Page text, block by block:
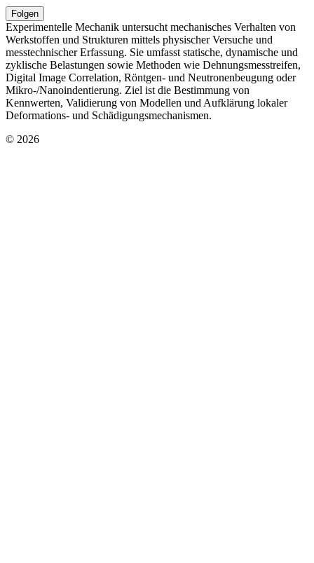
Folgen
Experimentelle Mechanik untersucht mechanisches Verhalten von
Werkstoffen und Strukturen mittels physischer Versuche und
messtechnischer Erfassung. Sie umfasst statische, dynamische und
zyklische Belastungen sowie Methoden wie Dehnungsmesstreifen,
Digital Image Correlation, Röntgen- und Neutronenbeugung oder
Mikro-/Nanoindentierung. Ziel ist die Bestimmung von
Kennwerten, Validierung von Modellen und Aufklärung lokaler
Deformations- und Schädigungsmechanismen.
© 2026